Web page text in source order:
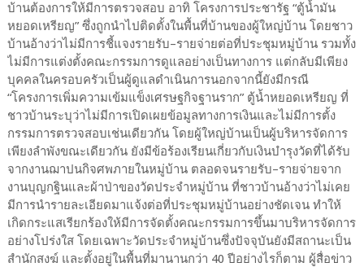
บ้านต้องการให้มีการตรวจสอบ อาทิ โครงการประชารัฐ “ตู้น้ำมัน
หยอดเหรียญ” ซึ่งถูกนำไปติดตั้งในพื้นที่บ้านของผู้ใหญ่บ้าน โดยชาว
บ้านอ้างว่าไม่มีการชี้แจงรายรับ–รายจ่ายต่อที่ประชุมหมู่บ้าน รวมทั้ง
ไม่มีการแต่งตั้งคณะกรรมการดูแลอย่างเป็นทางการ แต่กลับมีเพียง
บุคคลในครอบครัวเป็นผู้ดูแลดำเนินการนอกจากนี้ยังมีกรณี
“โครงการเพิ่มความเข้มแข็งเศรษฐกิจฐานราก” ตู้น้ำหยอดเหรียญ ที่
ชาวบ้านระบุว่าไม่มีการเปิดเผยข้อมูลทางการเงินและไม่มีการตั้ง
กรรมการตรวจสอบเช่นเดียวกัน โดยผู้ใหญ่บ้านเป็นผู้บริหารจัดการ
เพียงลำพังขณะเดียวกัน ยังมีข้อร้องเรียนเกี่ยวกับเงินบำรุงวัดที่ได้รับ
จากงานฌาปนกิจศพภายในหมู่บ้าน ตลอดจนรายรับ–รายจ่ายจาก
งานบุญกฐินและผ้าป่าของวัดประจำหมู่บ้าน ที่ชาวบ้านอ้างว่าไม่เคย
มีการนำรายละเอียดมาแจ้งต่อที่ประชุมหมู่บ้านอย่างชัดเจน ทำให้
เกิดกระแสเรียกร้องให้มีการจัดตั้งคณะกรรมการขึ้นมาบริหารจัดการ
อย่างโปร่งใส โดยเฉพาะวัดประจำหมู่บ้านซึ่งปัจจุบันยังมีสถานะเป็น
สำนักสงฆ์ และตั้งอยู่ในพื้นที่มานานกว่า 40 ปีอย่างไรก็ตาม ผู้สื่อข่าว